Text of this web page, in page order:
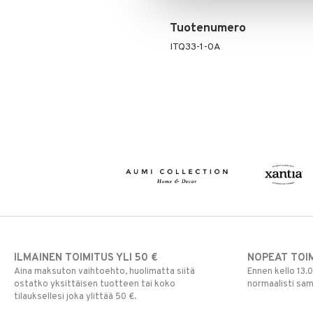
Tuotenumero
ITQ33-1-0A
ILMAINEN TOIMITUS YLI 50 €
Aina maksuton vaihtoehto, huolimatta siitä
ostatko yksittäisen tuotteen tai koko
tilauksellesi joka ylittää 50 €.
NOPEAT
Ennen kello
normaalisti